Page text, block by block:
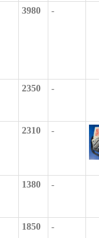
3980 -
2350 -
2310 -
1380 -
1850 -